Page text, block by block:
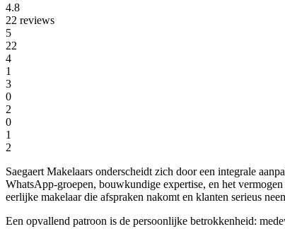
4.8
22 reviews
5
22
4
1
3
0
2
0
1
2
Saegaert Makelaars onderscheidt zich door een integrale
WhatsApp-groepen, bouwkundige expertise, en het
eerlijke makelaar die afspraken nakomt en klanten serieus
Een opvallend patroon is de persoonlijke betrokkenheid: